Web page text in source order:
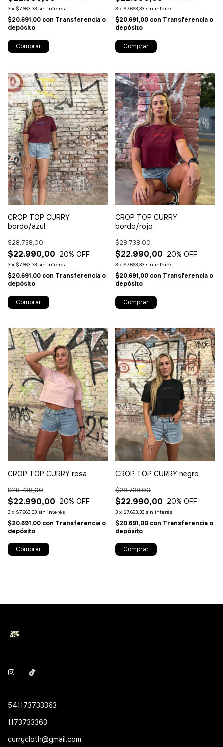
3 x $7.663,33 sin interés
$20.691,00 con Transferencia o
depósito
Comprar
3 x $7.663,33 sin interés
$20.691,00 con Transferencia o
depósito
Comprar
CROP TOP CURRY
bordo/azul
$22.990,00
$28.738,00
20% OFF
3 x $7.663,33 sin interés
$20.691,00 con Transferencia o
depósito
Comprar
CROP TOP CURRY
bordo/rojo
$22.990,00
$28.738,00
20% OFF
3 x $7.663,33 sin interés
$20.691,00 con Transferencia o
depósito
Comprar
CROP TOP CURRY rosa
$22.990,00
$28.738,00
20% OFF
3 x $7.663,33 sin interés
$20.691,00 con Transferencia o
depósito
Comprar
CROP TOP CURRY negro
$22.990,00
$28.738,00
20% OFF
3 x $7.663,33 sin interés
$20.691,00 con Transferencia o
depósito
Comprar
541173733363
1173733363
currycloth@gmail.com